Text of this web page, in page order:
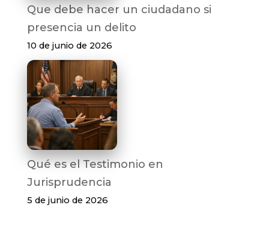
Que debe hacer un ciudadano si
presencia un delito
10 de junio de 2026
Qué es el Testimonio en
Jurisprudencia
5 de junio de 2026